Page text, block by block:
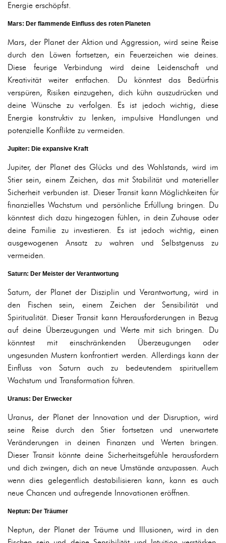
Energie erschöpfst.
Mars: Der flammende Einfluss des roten Planeten
Mars, der Planet der Aktion und Aggression, wird seine Reise
durch den Löwen fortsetzen, ein Feuerzeichen wie deines.
Diese feurige Verbindung wird deine Leidenschaft und
Kreativität weiter entfachen. Du könntest das Bedürfnis
verspüren, Risiken einzugehen, dich kühn auszudrücken und
deine Wünsche zu verfolgen. Es ist jedoch wichtig, diese
Energie konstruktiv zu lenken, impulsive Handlungen und
potenzielle Konflikte zu vermeiden.
Jupiter: Die expansive Kraft
Jupiter, der Planet des Glücks und des Wohlstands, wird im
Stier sein, einem Zeichen, das mit Stabilität und materieller
Sicherheit verbunden ist. Dieser Transit kann Möglichkeiten für
finanzielles Wachstum und persönliche Erfüllung bringen. Du
könntest dich dazu hingezogen fühlen, in dein Zuhause oder
deine Familie zu investieren. Es ist jedoch wichtig, einen
ausgewogenen Ansatz zu wahren und Selbstgenuss zu
vermeiden.
Saturn: Der Meister der Verantwortung
Saturn, der Planet der Disziplin und Verantwortung, wird in
den Fischen sein, einem Zeichen der Sensibilität und
Spiritualität. Dieser Transit kann Herausforderungen in Bezug
auf deine Überzeugungen und Werte mit sich bringen. Du
könntest mit einschränkenden Überzeugungen oder
ungesunden Mustern konfrontiert werden. Allerdings kann der
Einfluss von Saturn auch zu bedeutendem spirituellem
Wachstum und Transformation führen.
Uranus: Der Erwecker
Uranus, der Planet der Innovation und der Disruption, wird
seine Reise durch den Stier fortsetzen und unerwartete
Veränderungen in deinen Finanzen und Werten bringen.
Dieser Transit könnte deine Sicherheitsgefühle herausfordern
und dich zwingen, dich an neue Umstände anzupassen. Auch
wenn dies gelegentlich destabilisieren kann, kann es auch
neue Chancen und aufregende Innovationen eröffnen.
Neptun: Der Träumer
Neptun, der Planet der Träume und Illusionen, wird in den